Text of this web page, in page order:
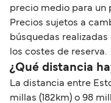
precio medio para un
Precios sujetos a
búsquedas
los costes de reserva.
¿Qué distancia
La distancia entre
millas (182km) o 98